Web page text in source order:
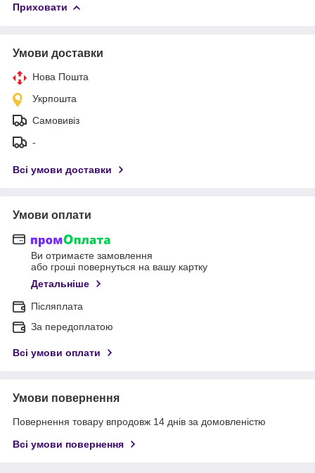
Приховати
Умови доставки
Нова Пошта
Укрпошта
Самовивіз
-
Всі умови доставки
Умови оплати
Ви отримаєте замовлення
або гроші повернуться на вашу картку
Детальніше
Післяплата
За передоплатою
Всі умови оплати
Умови повернення
Повернення товару впродовж 14 днів за домовленістю
Всі умови повернення